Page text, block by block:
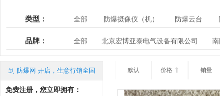
类型： 全部 防爆摄像仪（机） 防爆云台
品牌： 全部 北京宏博亚泰电气设备有限公司
浙江浙风科技有限公司
吉林市川越电子设
到 防爆网 开店，生意行销全国
免费注册，您立即拥有：
默认 价格  销量